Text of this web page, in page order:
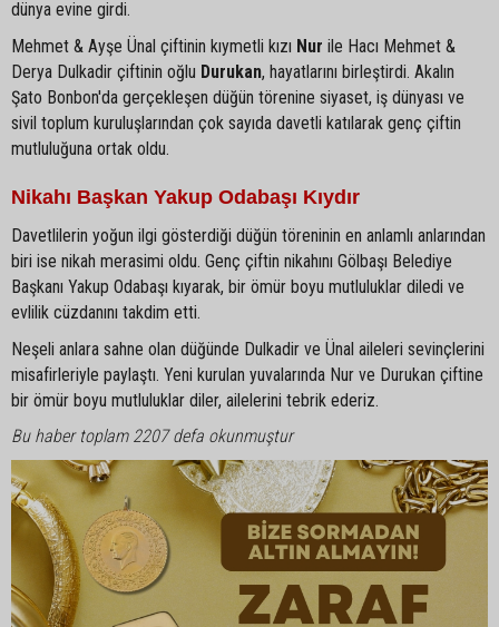
dünya evine girdi.
Mehmet & Ayşe Ünal çiftinin kıymetli kızı Nur ile Hacı Mehmet &
Derya Dulkadir çiftinin oğlu Durukan, hayatlarını birleştirdi. Akalın
Şato Bonbon'da gerçekleşen düğün törenine siyaset, iş dünyası ve
sivil toplum kuruluşlarından çok sayıda davetli katılarak genç çiftin
mutluluğuna ortak oldu.
Nikahı Başkan Yakup Odabaşı Kıydır
Davetlilerin yoğun ilgi gösterdiği düğün töreninin en anlamlı anlarından
biri ise nikah merasimi oldu. Genç çiftin nikahını Gölbaşı Belediye
Başkanı Yakup Odabaşı kıyarak, bir ömür boyu mutluluklar diledi ve
evlilik cüzdanını takdim etti.
Neşeli anlara sahne olan düğünde Dulkadir ve Ünal aileleri sevinçlerini
misafirleriyle paylaştı. Yeni kurulan yuvalarında Nur ve Durukan çiftine
bir ömür boyu mutluluklar diler, ailelerini tebrik ederiz.
Bu haber toplam 2207 defa okunmuştur